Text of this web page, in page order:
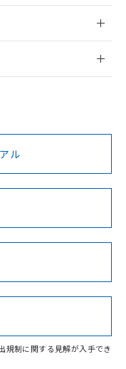
に、以下を必ずお読
Cd Cr(VI)
BV型式承認
（フランス
KR型式
（韓国
No No
証/適合状況ページへ
からご検索ください
ル
規制に関する見解が入手でき
の期間は出
とから備考
た。
切替を完了